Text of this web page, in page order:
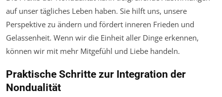
auf unser tägliches Leben haben. Sie hilft uns, unsere
Perspektive zu ändern und fördert inneren Frieden und
Gelassenheit. Wenn wir die Einheit aller Dinge erkennen,
können wir mit mehr Mitgefühl und Liebe handeln.
Praktische Schritte zur Integration der
Nondualität